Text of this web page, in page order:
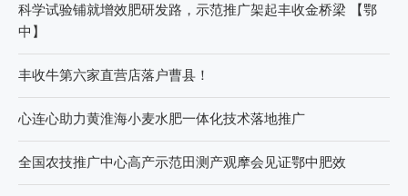
科学试验铺就增效肥研发路，示范推广架起丰收金桥梁 【鄂
中】
丰收牛第六家直营店落户曹县！
心连心助力黄淮海小麦水肥一体化技术落地推广
全国农技推广中心高产示范田测产观摩会见证鄂中肥效